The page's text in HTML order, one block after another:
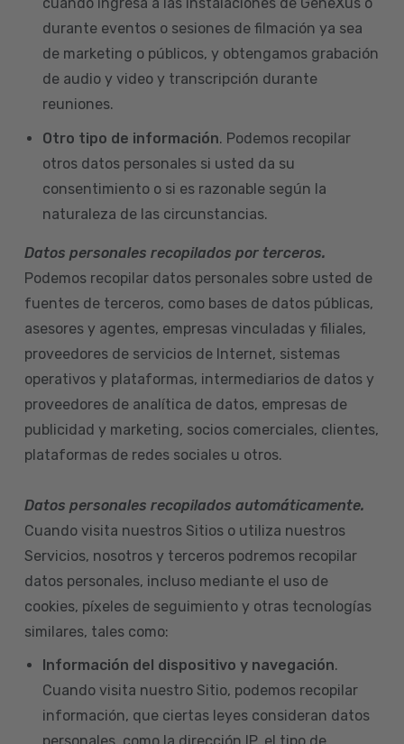
durante eventos o sesiones de filmación ya sea
de marketing o públicos, y obtengamos grabación
de audio y video y transcripción durante
reuniones.
Otro tipo de información. Podemos recopilar
otros datos personales si usted da su
consentimiento o si es razonable según la
naturaleza de las circunstancias.
Datos personales recopilados por terceros.
Podemos recopilar datos personales sobre usted de
fuentes de terceros, como bases de datos públicas,
asesores y agentes, empresas vinculadas y filiales,
proveedores de servicios de Internet, sistemas
operativos y plataformas, intermediarios de datos y
proveedores de analítica de datos, empresas de
publicidad y marketing, socios comerciales, clientes,
plataformas de redes sociales u otros.
Datos personales recopilados automáticamente.
Cuando visita nuestros Sitios o utiliza nuestros
Servicios, nosotros y terceros podremos recopilar
datos personales, incluso mediante el uso de
cookies, píxeles de seguimiento y otras tecnologías
similares, tales como:
Información del dispositivo y navegación.
Cuando visita nuestro Sitio, podemos recopilar
información, que ciertas leyes consideran datos
personales, como la dirección IP, el tipo de